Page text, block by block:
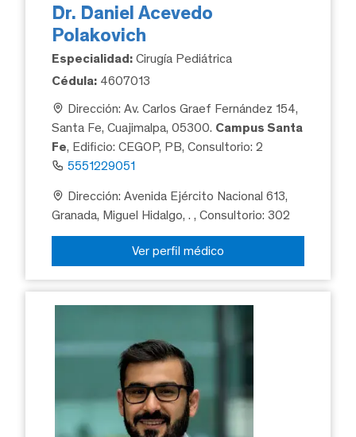
Dr. Daniel Acevedo
Polakovich
Especialidad: Cirugía Pediátrica
Cédula: 4607013
Dirección: Av. Carlos Graef Fernández 154,
Santa Fe, Cuajimalpa, 05300. Campus Santa
Fe, Edificio: CEGOP, PB, Consultorio: 2
5551229051
Dirección: Avenida Ejército Nacional 613,
Granada, Miguel Hidalgo, ., Consultorio: 302
Ver perfil médico